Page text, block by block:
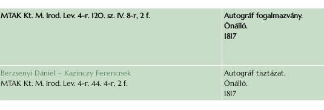
MTAK Kt. M. Irod. Lev. 4-r. 120. sz. IV. 8-r, 2 f.
Autográf fogalmazvány.
Önálló.
1817
Berzsenyi Dániel – Kazinczy Ferencnek
MTAK Kt. M. Irod. Lev. 4-r. 44. 4-r, 2 f.
Autográf tisztázat.
Önálló.
1817